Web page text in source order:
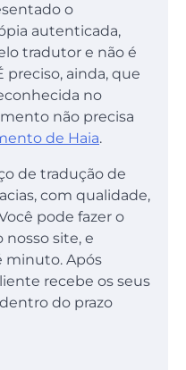
o
autenticada,
tradutor e não é
preciso, ainda, que
no
não precisa
de Haia.
de tradução de
com qualidade,
pode fazer o
nosso site, e
minuto. Após
recebe os seus
do prazo